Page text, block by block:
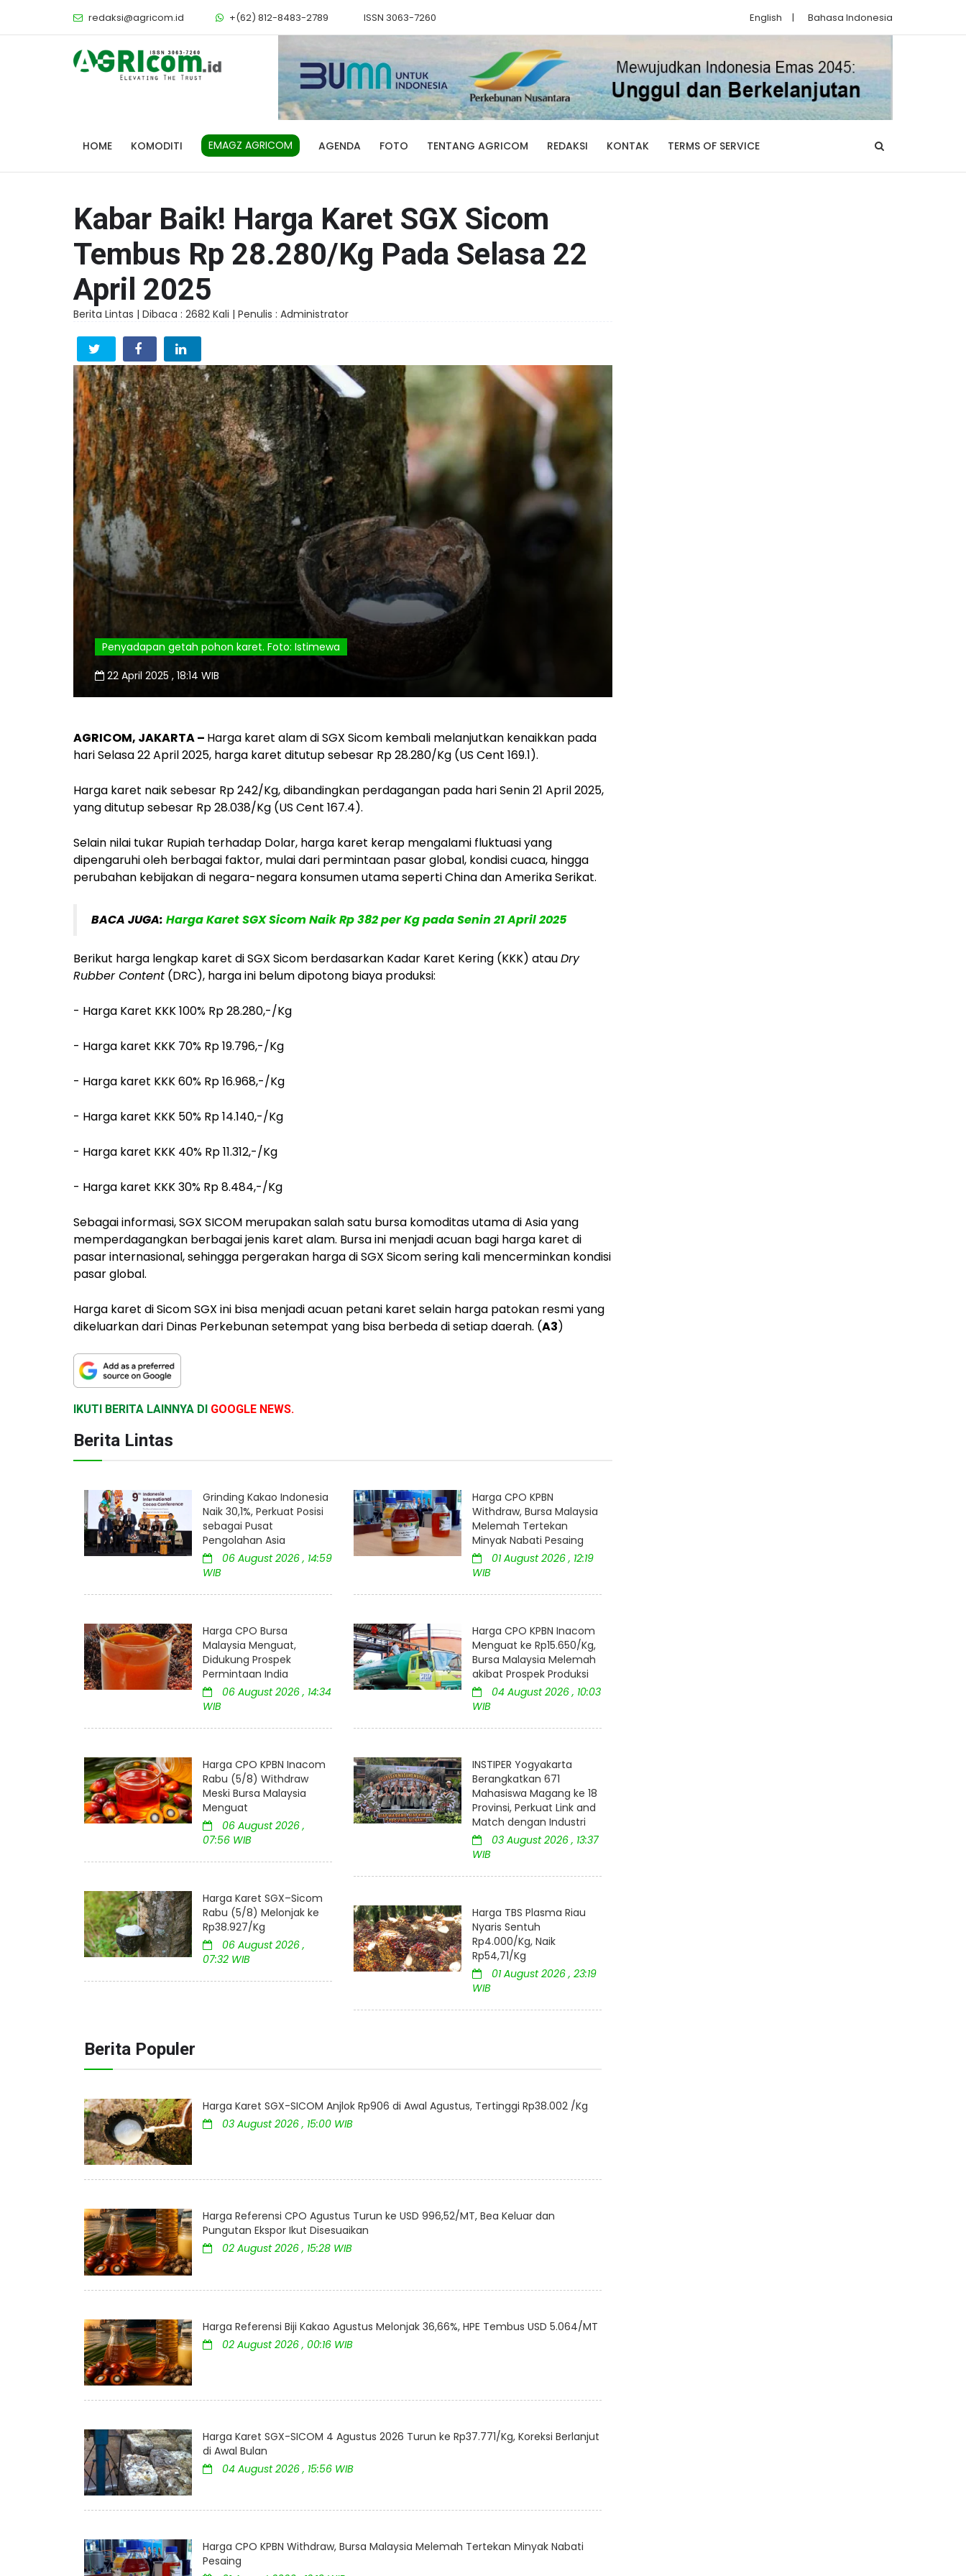
redaksi@agricom.id +(62) 812-8483-2789 ISSN 3063-7260 English | Bahasa Indonesia
HOME KOMODITI EMAGZ AGRICOM AGENDA FOTO TENTANG AGRICOM REDAKSI KONTAK TERMS OF SERVICE
Kabar Baik! Harga Karet SGX Sicom
Tembus Rp 28.280/Kg Pada Selasa 22
April 2025
Berita Lintas | Dibaca : 2682 Kali | Penulis : Administrator
Penyadapan getah pohon karet. Foto: Istimewa
22 April 2025 , 18:14 WIB
AGRICOM, JAKARTA – Harga karet alam di SGX Sicom kembali melanjutkan kenaikkan pada
hari Selasa 22 April 2025, harga karet ditutup sebesar Rp 28.280/Kg (US Cent 169.1).
Harga karet naik sebesar Rp 242/Kg, dibandingkan perdagangan pada hari Senin 21 April 2025,
yang ditutup sebesar Rp 28.038/Kg (US Cent 167.4).
Selain nilai tukar Rupiah terhadap Dolar, harga karet kerap mengalami fluktuasi yang
dipengaruhi oleh berbagai faktor, mulai dari permintaan pasar global, kondisi cuaca, hingga
perubahan kebijakan di negara-negara konsumen utama seperti China dan Amerika Serikat.
BACA JUGA: Harga Karet SGX Sicom Naik Rp 382 per Kg pada Senin 21 April 2025
Berikut harga lengkap karet di SGX Sicom berdasarkan Kadar Karet Kering (KKK) atauDry
Rubber Content (DRC), harga ini belum dipotong biaya produksi:
- Harga Karet KKK 100% Rp 28.280,-/Kg
- Harga karet KKK 70% Rp 19.796,-/Kg
- Harga karet KKK 60% Rp 16.968,-/Kg
- Harga karet KKK 50% Rp 14.140,-/Kg
- Harga karet KKK 40% Rp 11.312,-/Kg
- Harga karet KKK 30% Rp 8.484,-/Kg
Sebagai informasi, SGX SICOM merupakan salah satu bursa komoditas utama di Asia yang
memperdagangkan berbagai jenis karet alam. Bursa ini menjadi acuan bagi harga karet di
pasar internasional, sehingga pergerakan harga di SGX Sicom sering kali mencerminkan kondisi
pasar global.
Harga karet di Sicom SGX ini bisa menjadi acuan petani karet selain harga patokan resmi yang
dikeluarkan dari Dinas Perkebunan setempat yang bisa berbeda di setiap daerah. (A3)
IKUTI BERITA LAINNYA DI GOOGLE NEWS.
Berita Lintas
Grinding Kakao Indonesia
Naik 30,1%, Perkuat Posisi
sebagai Pusat
Pengolahan Asia
06 August 2026 , 14:59
WIB
Harga CPO Bursa
Malaysia Menguat,
Didukung Prospek
Permintaan India
06 August 2026 , 14:34
WIB
Harga CPO KPBN Inacom
Rabu (5/8) Withdraw
Meski Bursa Malaysia
Menguat
06 August 2026 ,
07:56 WIB
Harga Karet SGX–Sicom
Rabu (5/8) Melonjak ke
Rp38.927/Kg
06 August 2026 ,
07:32 WIB
Harga CPO KPBN
Withdraw, Bursa Malaysia
Melemah Tertekan
Minyak Nabati Pesaing
01 August 2026 , 12:19
WIB
Harga CPO KPBN Inacom
Menguat ke Rp15.650/Kg,
Bursa Malaysia Melemah
akibat Prospek Produksi
04 August 2026 , 10:03
WIB
INSTIPER Yogyakarta
Berangkatkan 671
Mahasiswa Magang ke 18
Provinsi, Perkuat Link and
Match dengan Industri
03 August 2026 , 13:37
WIB
Harga TBS Plasma Riau
Nyaris Sentuh
Rp4.000/Kg, Naik
Rp54,71/Kg
01 August 2026 , 23:19
WIB
Berita Populer
Harga Karet SGX-SICOM Anjlok Rp906 di Awal Agustus, Tertinggi Rp38.002 /Kg
03 August 2026 , 15:00 WIB
Harga Referensi CPO Agustus Turun ke USD 996,52/MT, Bea Keluar dan
Pungutan Ekspor Ikut Disesuaikan
02 August 2026 , 15:28 WIB
Harga Referensi Biji Kakao Agustus Melonjak 36,66%, HPE Tembus USD 5.064/MT
02 August 2026 , 00:16 WIB
Harga Karet SGX-SICOM 4 Agustus 2026 Turun ke Rp37.771/Kg, Koreksi Berlanjut
di Awal Bulan
04 August 2026 , 15:56 WIB
Harga CPO KPBN Withdraw, Bursa Malaysia Melemah Tertekan Minyak Nabati
Pesaing